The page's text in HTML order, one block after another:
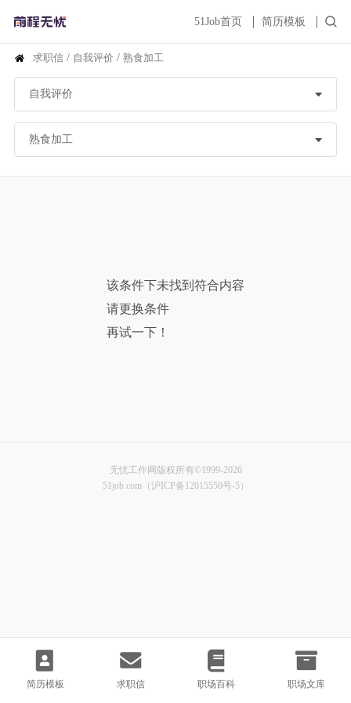
51Job首页 简历模板
简历模板 求职信 职场百科 职场文库
求职信 / 自我评价 / 熟食加工
该条件下未找到符合内容
请更换条件
再试一下！
无忧工作网版权所有©1999-2026
51job.com（沪ICP备12015550号-5）